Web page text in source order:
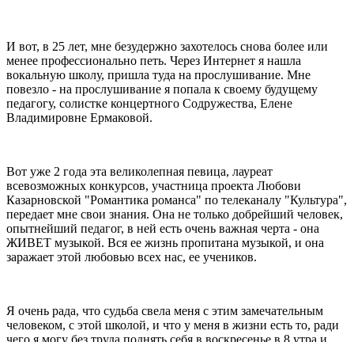
И вот, в 25 лет, мне безудержно захотелось снова более или
менее профессионально петь. Через Интернет я нашла
вокальную школу, пришла туда на прослушивание. Мне
повезло - на прослушивание я попала к своему будущему
педагогу, солистке концертного Содружества, Елене
Владимировне Ермаковой.
Вот уже 2 года эта великолепная певица, лауреат
всевозможных конкурсов, участница проекта Любови
Казарновской "Романтика романса" по телеканалу "Культура",
передает мне свои знания. Она не только добрейший человек,
опытнейший педагог, в ней есть очень важная черта - она
ЖИВЕТ музыкой. Вся ее жизнь пропитана музыкой, и она
заражает этой любовью всех нас, ее учеников.
Я очень рада, что судьба свела меня с этим замечательным
человеком, с этой школой, и что у меня в жизни есть то, ради
чего я могу без труда поднять себя в воскресенье в 8 утра и